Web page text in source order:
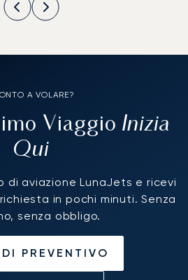
A VOLARE?
Viaggio Inizia
Qui
di aviazione LunaJets e ricevi
in pochi minuti. Senza
senza obbligo.
PREVENTIVO